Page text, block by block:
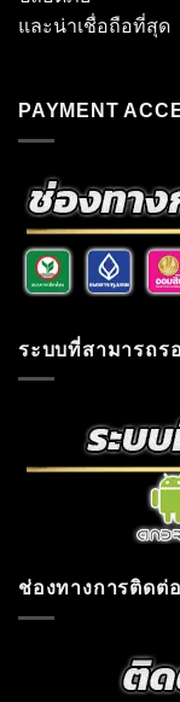
และน่าเชื่อถือที่สุด
PAYMENT
ระบบที่สามารถร
ช่องทางการติดต่